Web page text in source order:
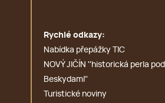
Rychlé odkazy:
Nabídka přepážky TIC
NOVÝ JIČÍN ''historická perla pod
Beskydami''
Turistické noviny